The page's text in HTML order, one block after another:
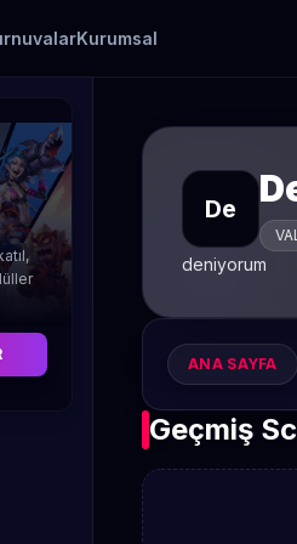
Kurumsal
De
deniyorum
ANA SAYFA
Geçmiş